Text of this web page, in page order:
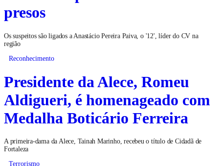
presos
Os suspeitos são ligados a Anastácio Pereira Paiva, o '12', líder do CV na
região
Reconhecimento
Presidente da Alece, Romeu
Aldigueri, é homenageado com
Medalha Boticário Ferreira
A primeira-dama da Alece, Tainah Marinho, recebeu o título de Cidadã de
Fortaleza
Terrorismo